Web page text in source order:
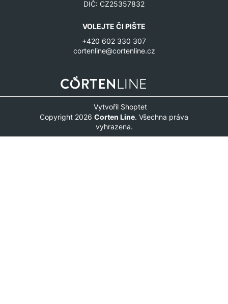
DIČ: CZ25357832
VOLEJTE ČI PIŠTE
+420 602 330 307
cortenline@cortenline.cz
Vytvořil Shoptet
Copyright 2026 Corten Line. Všechna práva
vyhrazena.